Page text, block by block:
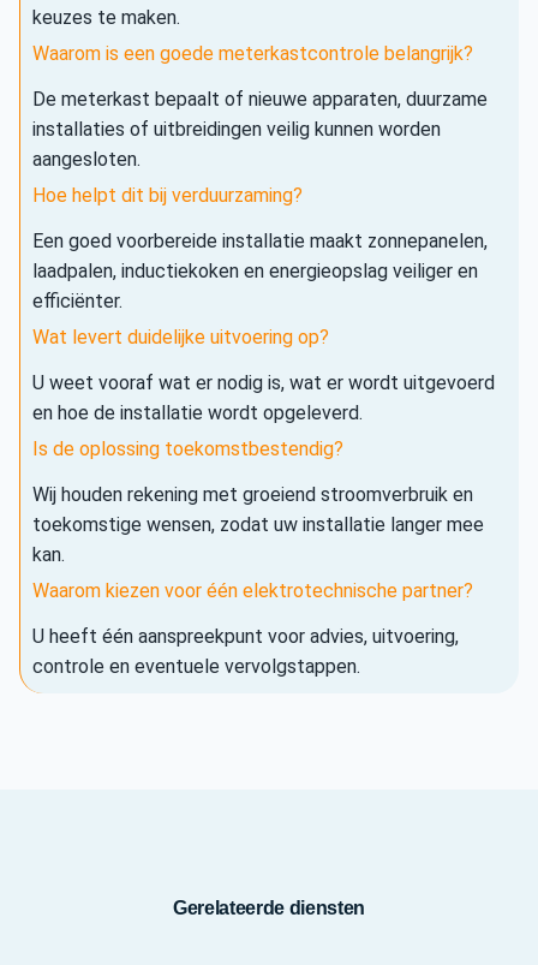
keuzes te maken.
Waarom is een goede meterkastcontrole belangrijk?
De meterkast bepaalt of nieuwe apparaten, duurzame
installaties of uitbreidingen veilig kunnen worden
aangesloten.
Hoe helpt dit bij verduurzaming?
Een goed voorbereide installatie maakt zonnepanelen,
laadpalen, inductiekoken en energieopslag veiliger en
efficiënter.
Wat levert duidelijke uitvoering op?
U weet vooraf wat er nodig is, wat er wordt uitgevoerd
en hoe de installatie wordt opgeleverd.
Is de oplossing toekomstbestendig?
Wij houden rekening met groeiend stroomverbruik en
toekomstige wensen, zodat uw installatie langer mee
kan.
Waarom kiezen voor één elektrotechnische partner?
U heeft één aanspreekpunt voor advies, uitvoering,
controle en eventuele vervolgstappen.
Gerelateerde diensten